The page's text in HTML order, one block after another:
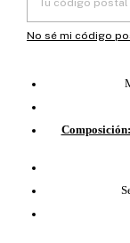
No sé mi código
Composición: